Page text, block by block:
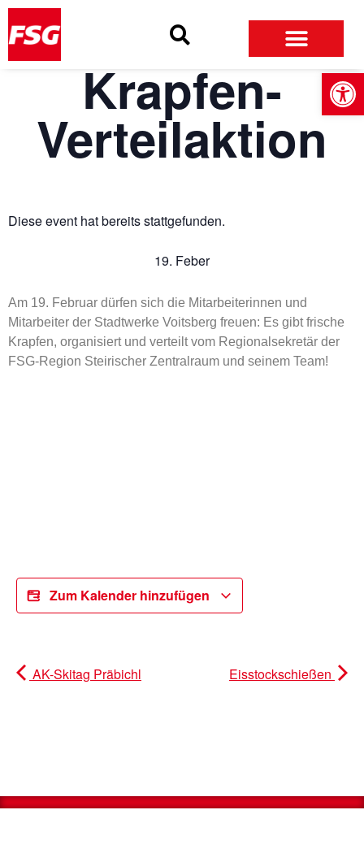
Skip
to
Content
Skip
to
navigation
Site
map
Krapfen-
Verteilaktion
Diese event hat bereits stattgefunden.
19. Feber
Am 19. Februar dürfen sich die Mitarbeiterinnen und
Mitarbeiter der Stadtwerke Voitsberg freuen: Es gibt frische
Krapfen, organisiert und verteilt vom Regionalsekretär der
FSG-Region Steirischer Zentralraum und seinem Team!
Zum Kalender hinzufügen
AK-Skitag Präbichl Eisstockschießen